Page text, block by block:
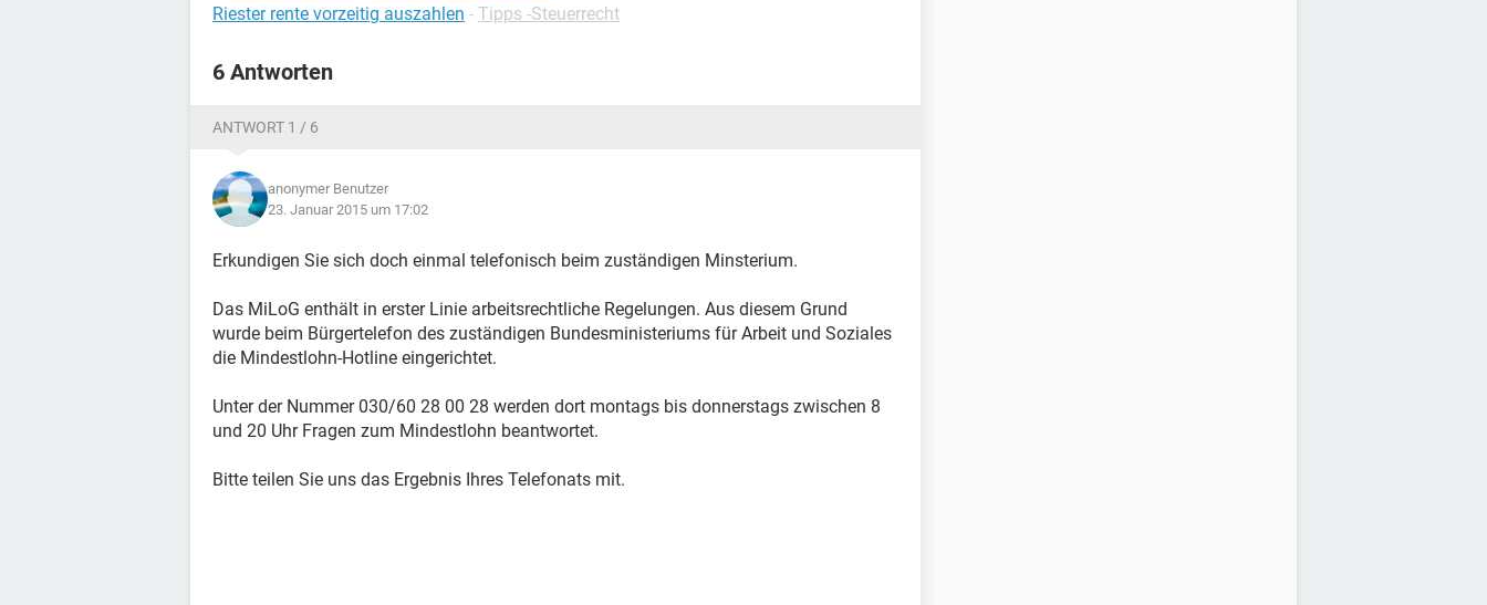
Riester rente vorzeitig auszahlen - Tipps -Steuerrecht
6 Antworten
ANTWORT 1 / 6
anonymer Benutzer
23. Januar 2015 um 17:02
Erkundigen Sie sich doch einmal telefonisch beim zuständigen Minsterium.
Das MiLoG enthält in erster Linie arbeitsrechtliche Regelungen. Aus diesem Grund
wurde beim Bürgertelefon des zuständigen Bundesministeriums für Arbeit und Soziales
die Mindestlohn-Hotline eingerichtet.
Unter der Nummer 030/60 28 00 28 werden dort montags bis donnerstags zwischen 8
und 20 Uhr Fragen zum Mindestlohn beantwortet.
Bitte teilen Sie uns das Ergebnis Ihres Telefonats mit.